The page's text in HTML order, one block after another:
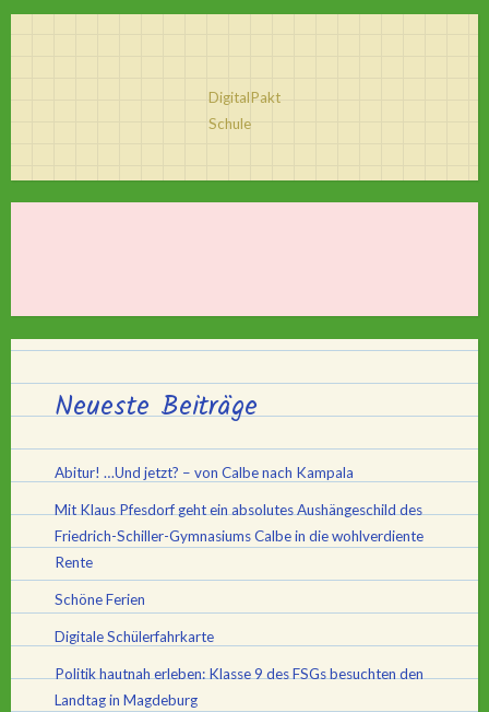
DigitalPakt
Schule
Neueste Beiträge
Abitur! …Und jetzt? – von Calbe nach Kampala
Mit Klaus Pfesdorf geht ein absolutes Aushängeschild des
Friedrich-Schiller-Gymnasiums Calbe in die wohlverdiente
Rente
Schöne Ferien
Digitale Schülerfahrkarte
Politik hautnah erleben: Klasse 9 des FSGs besuchten den
Landtag in Magdeburg